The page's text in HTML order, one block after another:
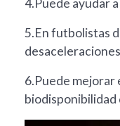
4.Puede ayudar
5.En futbolistas
6.Puede mejorar
biodisponibilidad